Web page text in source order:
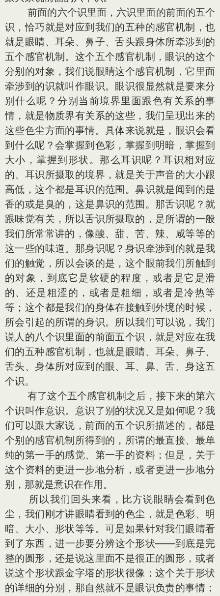
前面的六个识里面，六识里面的前面的五个
识，恰巧就是对应到我们的五种的感官机制，也
就是眼睛、耳朵、鼻子、舌头跟身体所牵涉到的
五个感官机制。这个五个感官机制，眼识的这个
分别的对象，我们说眼睛这个感官机制，它里面
牵涉到的识就叫作眼识。眼识很显然就是要来分
别什么呢？分别当前境界里面跟色有关系的事
情，就是物质界有关系的这些，我们呈现出来的
这些色尘方面的事情。具体来说就是，眼识会看
到什么呢？会掌握到色彩，掌握到明暗，掌握到
大小，掌握到形状。那么耳识呢？耳识相对应
的、耳识所摄取的境界，就是关于声音的大小跟
高低，这个都是耳识的范围。鼻识就是闻到的是
香的或是臭的，这是鼻识的范围。那舌识呢？就
跟味觉有关，所以舌识所摄取的，是所谓的一般
我们所常常讲的，像酸、甜、苦、辣、咸等等的
这一些的味道。那身识呢？身识牵涉到的就是我
们的触觉，所以会谈的是，这个眼前我们所触到
的对象，到底它是软硬的程度，或者是它是滑
的、还是粗涩的，或者是粗细，或者是冷热等
等；这个都是我们的身体在接触到外境的时候，
所会引起的所谓的身识。所以我们可以说，我们
说人的八个识里面的前面五个识，就是对应在我
们的五种感官机制，也就是眼睛、耳朵、鼻子、
舌头、身体所对应到的眼、耳、鼻、舌、身这五
个识。
有了这个五个感官机制之后，接下来的第六
个识叫作意识。意识了别的状况又是如何呢？我
们可以跟大家说，前面的五个识所描述的，都是
个别的感官机制所得到的，所谓的最直接、最单
纯的第一手的感觉、第一手的资料；但是，关于
这个资料的更进一步地分析，或者更进一步地分
别，那就是意识在作用。
所以我们回头来看，比方说眼睛会看到色
尘，我们刚才讲眼睛看到的色尘，就是色彩、明
暗、大小、形状等等。可是如果针对我们眼睛看
到了东西，进一步要分辨这个形状——到底是完
整的圆形，还是说这里面不是很正的圆形，或者
说这个形状跟金字塔的形状很像；这个关于形状
的详细的分别，那自然就不是眼识负责的事情；